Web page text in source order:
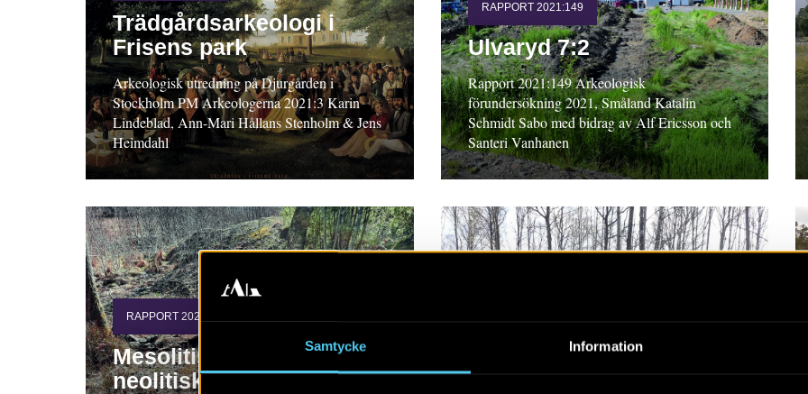
Samtycke Information
Trädgårdsarkeologi i
Frisens park
Arkeologisk utredning på Djurgården i
Stockholm PM Arkeologerna 2021:3 Karin
Lindeblad, Ann-Mari Hållans Stenholm & Jens
Heimdahl
RAPPORT 2021:149
Ulvaryd 7:2
Rapport 2021:149 Arkeologisk
förundersökning 2021, Småland Katalin
Schmidt Sabo med bidrag av Alf Ericsson och
Santeri Vanhanen
RAPPORT 2021:124
Mesolitiska och
neolitiska fynd i Ulseröd
Chauffören 1, Trollhättan